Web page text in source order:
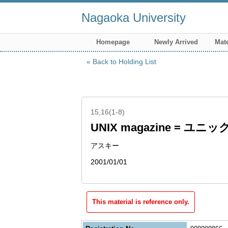
Nagaoka University
Homepage Newly Arrived
Back to Holding List
15,16(1-8)
UNIX magazine = ユニッ
アスキー
2001/01/01
This material is reference only.